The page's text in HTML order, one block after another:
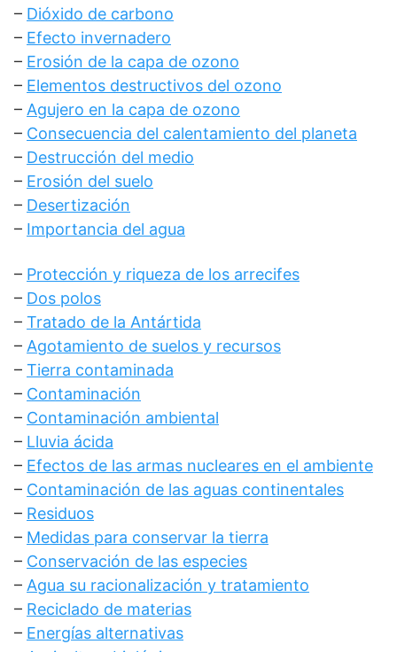
– Dióxido de carbono
– Efecto invernadero
– Erosión de la capa de ozono
– Elementos destructivos del ozono
– Agujero en la capa de ozono
– Consecuencia del calentamiento del planeta
– Destrucción del medio
– Erosión del suelo
– Desertización
– Importancia del agua
– Protección y riqueza de los arrecifes
– Dos polos
– Tratado de la Antártida
– Agotamiento de suelos y recursos
– Tierra contaminada
– Contaminación
– Contaminación ambiental
– Lluvia ácida
– Efectos de las armas nucleares en el ambiente
– Contaminación de las aguas continentales
– Residuos
– Medidas para conservar la tierra
– Conservación de las especies
– Agua su racionalización y tratamiento
– Reciclado de materias
– Energías alternativas